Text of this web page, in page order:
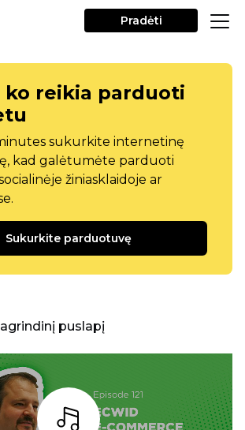
Pradėti
ko reikia parduoti
sukurkite internetinę
kad galėtumėte parduoti
žiniasklaidoje ar
Sukurkite parduotuvę
puslapį